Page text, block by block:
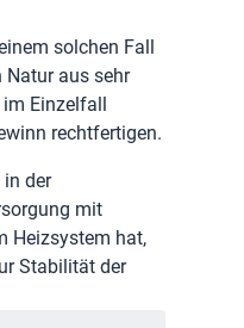
solchen Fall
Natur aus sehr
im Einzelfall
rechtfertigen.
der
mit
Heizsystem hat,
Stabilität der